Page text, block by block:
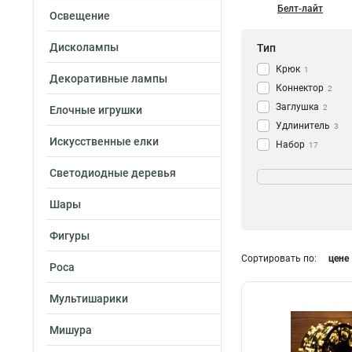
Освещение
Дисколампы
Декоративные лампы
Елочные игрушки
Искусственные елки
Светодиодные деревья
Шары
Фигуры
Роса
Мультишарики
Мишура
Белт-лайт
Тип
Крюк 1
Коннектор 2
Заглушка 2
Удлинитель 3
Набор 17
220В 4
Диаметр
150мм 11
Сортировать по: цене